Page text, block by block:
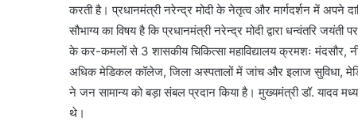
करती है। प्रधानमंत्री नरेन्द्र मोदी के नेतृत्व और मार्गदर्शन में अपने
सौभाग्य का विषय है कि प्रधानमंत्री नरेन्द्र मोदी द्वारा धन्वंतरि
के कर-कमलों से 3 शासकीय चिकित्सा महाविद्यालय क्रमशः मंदसौर,
अधिक मेडिकल कॉलेज, जिला अस्पतालों में जांच और इलाज सुविधा,
ने जन सामान्य को बड़ा संबल प्रदान किया है। मुख्यमंत्री डॉ. यादव
थे।